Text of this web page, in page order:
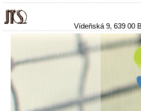
Vídeňská 9, 639 00